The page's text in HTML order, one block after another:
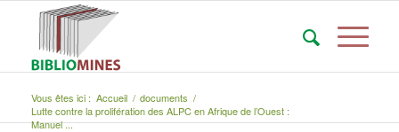
Vous êtes ici : Accueil / documents /
Lutte contre la prolifération des ALPC en Afrique de l’Ouest :
Manuel ...